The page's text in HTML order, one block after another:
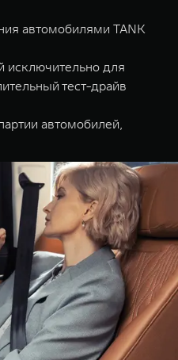
автомобилями TANK
исключительно для
тест-драйв
автомобилей,